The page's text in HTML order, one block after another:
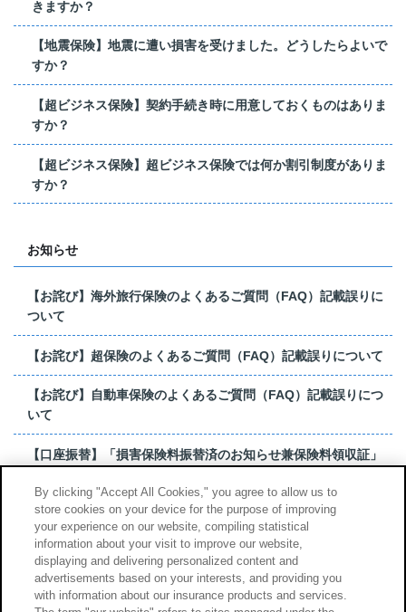
きますか？
【地震保険】地震に遭い損害を受けました。どうしたらよいで
すか？
【超ビジネス保険】契約手続き時に用意しておくものはありま
すか？
【超ビジネス保険】超ビジネス保険では何か割引制度がありま
すか？
お知らせ
【お詫び】海外旅行保険のよくあるご質問（FAQ）記載誤りに
ついて
【お詫び】超保険のよくあるご質問（FAQ）記載誤りについて
【お詫び】自動車保険のよくあるご質問（FAQ）記載誤りにつ
いて
【口座振替】「損害保険料振替済のお知らせ兼保険料領収証」
【お詫び】超保険のよくあるご質問（FAQ）記載誤りについて
もっと見る
By clicking "Accept All Cookies," you agree to allow us to
store cookies on your device for the purpose of improving
your experience on our website, compiling statistical
information about your visit to improve our website,
displaying and delivering personalized content and
advertisements based on your interests, and providing you
with information about our insurance products and services.